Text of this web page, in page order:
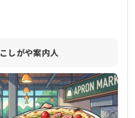
こしがや案内人